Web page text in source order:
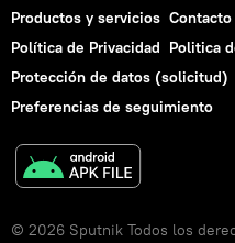
Productos y servicios Contacto
Política de Privacidad Politica
Protección de datos (solicitud)
Preferencias de seguimiento
© 2026 Sputnik Todos los